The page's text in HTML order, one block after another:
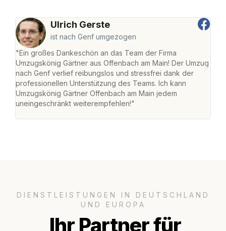
Ulrich Gerste
ist nach Genf umgezogen
"Ein großes Dankeschön an das Team der Firma
Umzugskönig Gärtner aus Offenbach am Main! Der Umzug
nach Genf verlief reibungslos und stressfrei dank der
professionellen Unterstützung des Teams. Ich kann
Umzugskönig Gärtner Offenbach am Main jedem
uneingeschränkt weiterempfehlen!"
DIENSTLEISTUNGEN IN DEUTSCHLAND
UND EUROPA
Ihr Partner für